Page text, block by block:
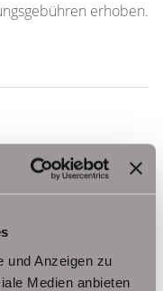
und Anzeigen zu
Medien anbieten
erhoben.